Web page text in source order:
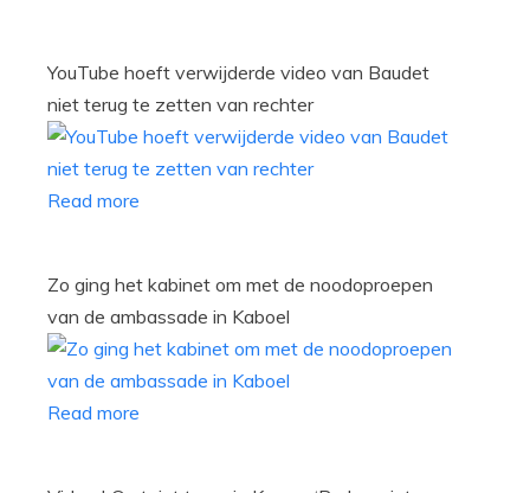
YouTube hoeft verwijderde video van Baudet
niet terug te zetten van rechter
Read more
Zo ging het kabinet om met de noodoproepen
van de ambassade in Kaboel
Read more